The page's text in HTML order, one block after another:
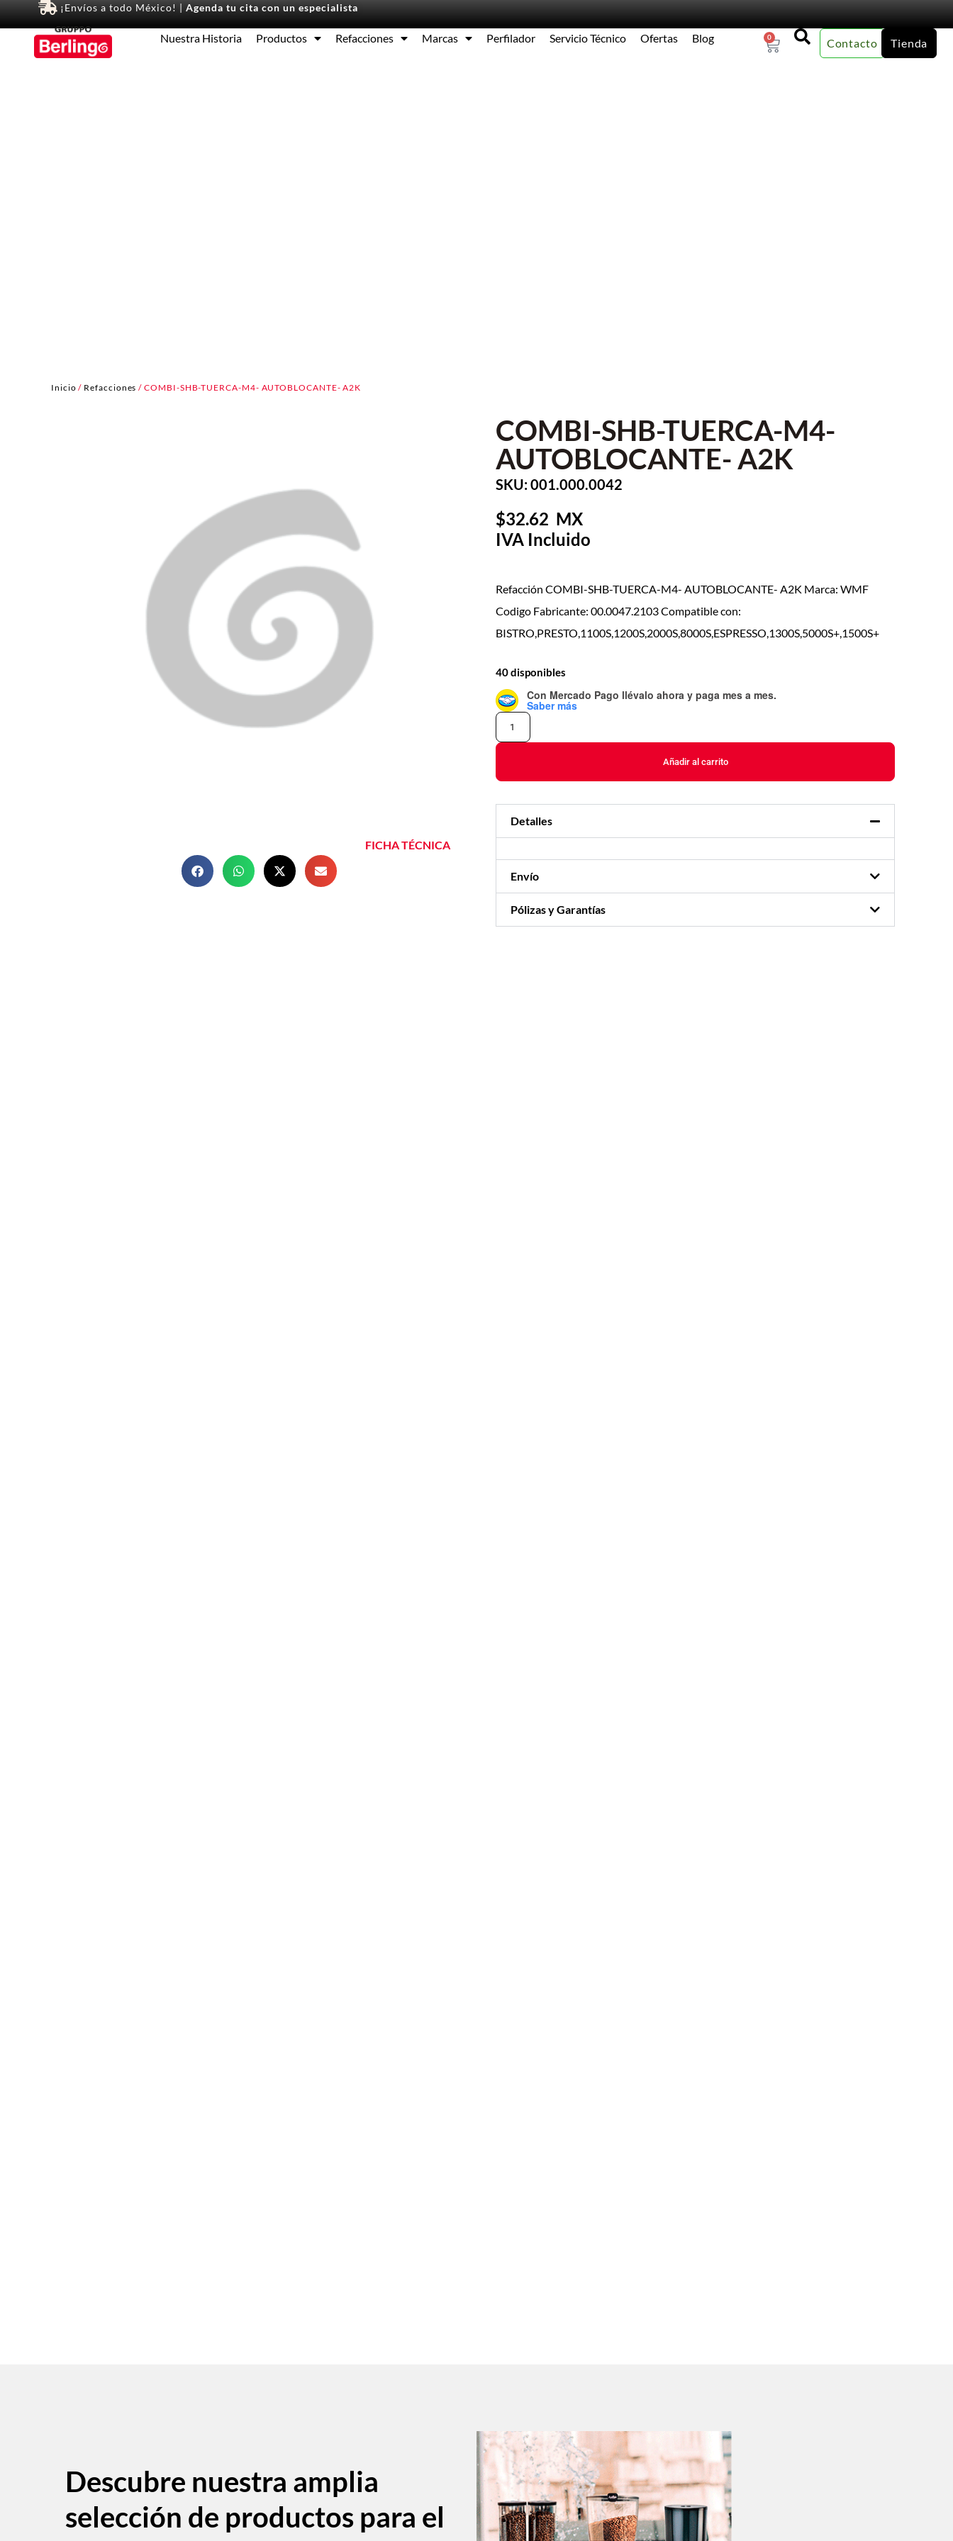
¡Envíos a todo México! | Agenda tu cita con un especialista
Nuestra Historia Productos Refacciones Marcas Perfilador Servicio Técnico Ofertas Blog 0 Contacto Tienda
Inicio / Refacciones / COMBI-SHB-TUERCA-M4- AUTOBLOCANTE- A2K
FICHA TÉCNICA
COMBI-SHB-TUERCA-M4-
AUTOBLOCANTE- A2K
SKU: 001.000.0042
32.62
Refacción COMBI-SHB-TUERCA-M4- AUTOBLOCANTE- A2K Marca: WMF
Codigo Fabricante: 00.0047.2103 Compatible con:
BISTRO,PRESTO,1100S,1200S,2000S,8000S,ESPRESSO,1300S,5000S+,1500S+
40 disponibles
Con Mercado Pago llévalo ahora y paga mes a mes.
Saber más
Añadir al carrito
Detalles
Envío
Pólizas y Garantías
Descubre nuestra amplia
selección de productos para el
Equipos